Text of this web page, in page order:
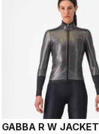
GABBA R W JACKET